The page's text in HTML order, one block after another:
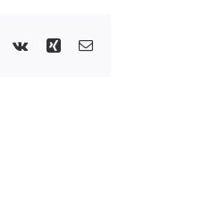
Pinterest
Vk Xing Email: